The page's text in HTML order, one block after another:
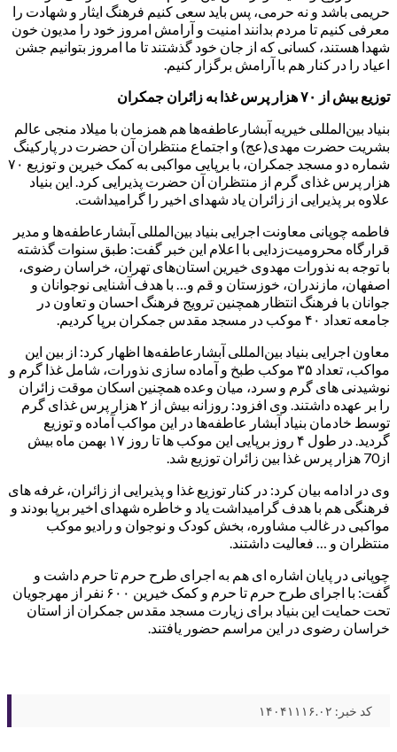
حریمی باشد و نه حرمی، پس باید سعی کنیم فرهنگ ایثار و شهادت را
معرفی کنیم تا مردم بدانند امنیت و آرامش امروز خود را مدیون خون
شهدا هستند، کسانی که از جان خود گذشتند تا ما امروز بتوانیم جشن
اعیاد را در کنار هم با آرامش برگزار کنیم.
توزیع بیش از ۷۰ هزار پرس غذا به زائران جمکران
بنیاد بین‌المللی خیریه آبشارعاطفه‌ها هم همزمان با میلاد منجی عالم
بشریت حضرت مهدی(عج) و اجتماع منتظران آن حضرت در پارکینگ
شماره دو مسجد جمکران، با برپایی مواکبی به کمک خیرین و توزیع ۷۰
هزار پرس غذای گرم از منتظران آن حضرت پذیرایی کرد. این بنیاد
علاوه بر پذیرایی از زائران یاد شهدای اخیر را گرامیداشت.
فاطمه چوپانی معاونت اجرایی بنیاد بین‌المللی آبشارعاطفه‌ها و مدیر
قرارگاه محرومیت‌زدایی با اعلام این خبر گفت: طبق سنوات گذشته
با توجه به نذورات مهدوی خیرین استان‌های تهران، خراسان رضوی،
اصفهان، مازندران، خوزستان و قم و… با هدف آشنایی نوجوانان و
جوانان با فرهنگ انتظار همچنین ترویج فرهنگ احسان و تعاون در
جامعه تعداد ۴۰ موکب در مسجد مقدس جمکران برپا کردیم.
معاون اجرایی بنیاد بین‌المللی آبشارعاطفه‌ها اظهار کرد: از بین این
مواکب، تعداد ۳۵ موکب طبخ و آماده سازی نذورات، شامل غذا گرم و
نوشیدنی های گرم و سرد، میان وعده همچنین اسکان موقت زائران
را بر عهده داشتند. وی افزود: روزانه بیش از ۲ هزار پرس غذای گرم
توسط خادمان بنیاد آبشار عاطفه‌ها در این مواکب آماده و توزیع
گردید. در طول ۴ روز برپایی این موکب ها تا روز ۱۷ بهمن ماه بیش
از70 هزار پرس غذا بین زائران توزیع شد.
وی در ادامه بیان کرد: در کنار توزیع غذا و پذیرایی از زائران، غرفه های
فرهنگی هم با هدف گرامیداشت یاد و خاطره شهدای اخیر برپا بودند و
مواکبی در غالب مشاوره‌، بخش کودک و نوجوان و رادیو موکب
منتظران و … فعالیت داشتند.
چوپانی در پایان اشاره ای هم به اجرای طرح حرم تا حرم داشت و
گفت: با اجرای طرح حرم تا حرم و کمک خیرین ۶۰۰ نفر از مهرجویان
تحت حمایت این بنیاد برای زیارت مسجد مقدس جمکران از استان
خراسان رضوی در این مراسم حضور یافتند.
کد خبر: ۱۴۰۴۱۱۱۶.۰۲